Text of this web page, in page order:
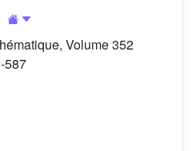
Volume 352
587